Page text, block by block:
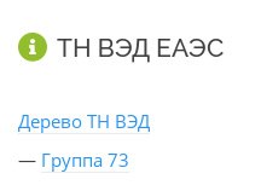
ТН ВЭД ЕАЭС
Дерево ТН ВЭД
— Группа 73